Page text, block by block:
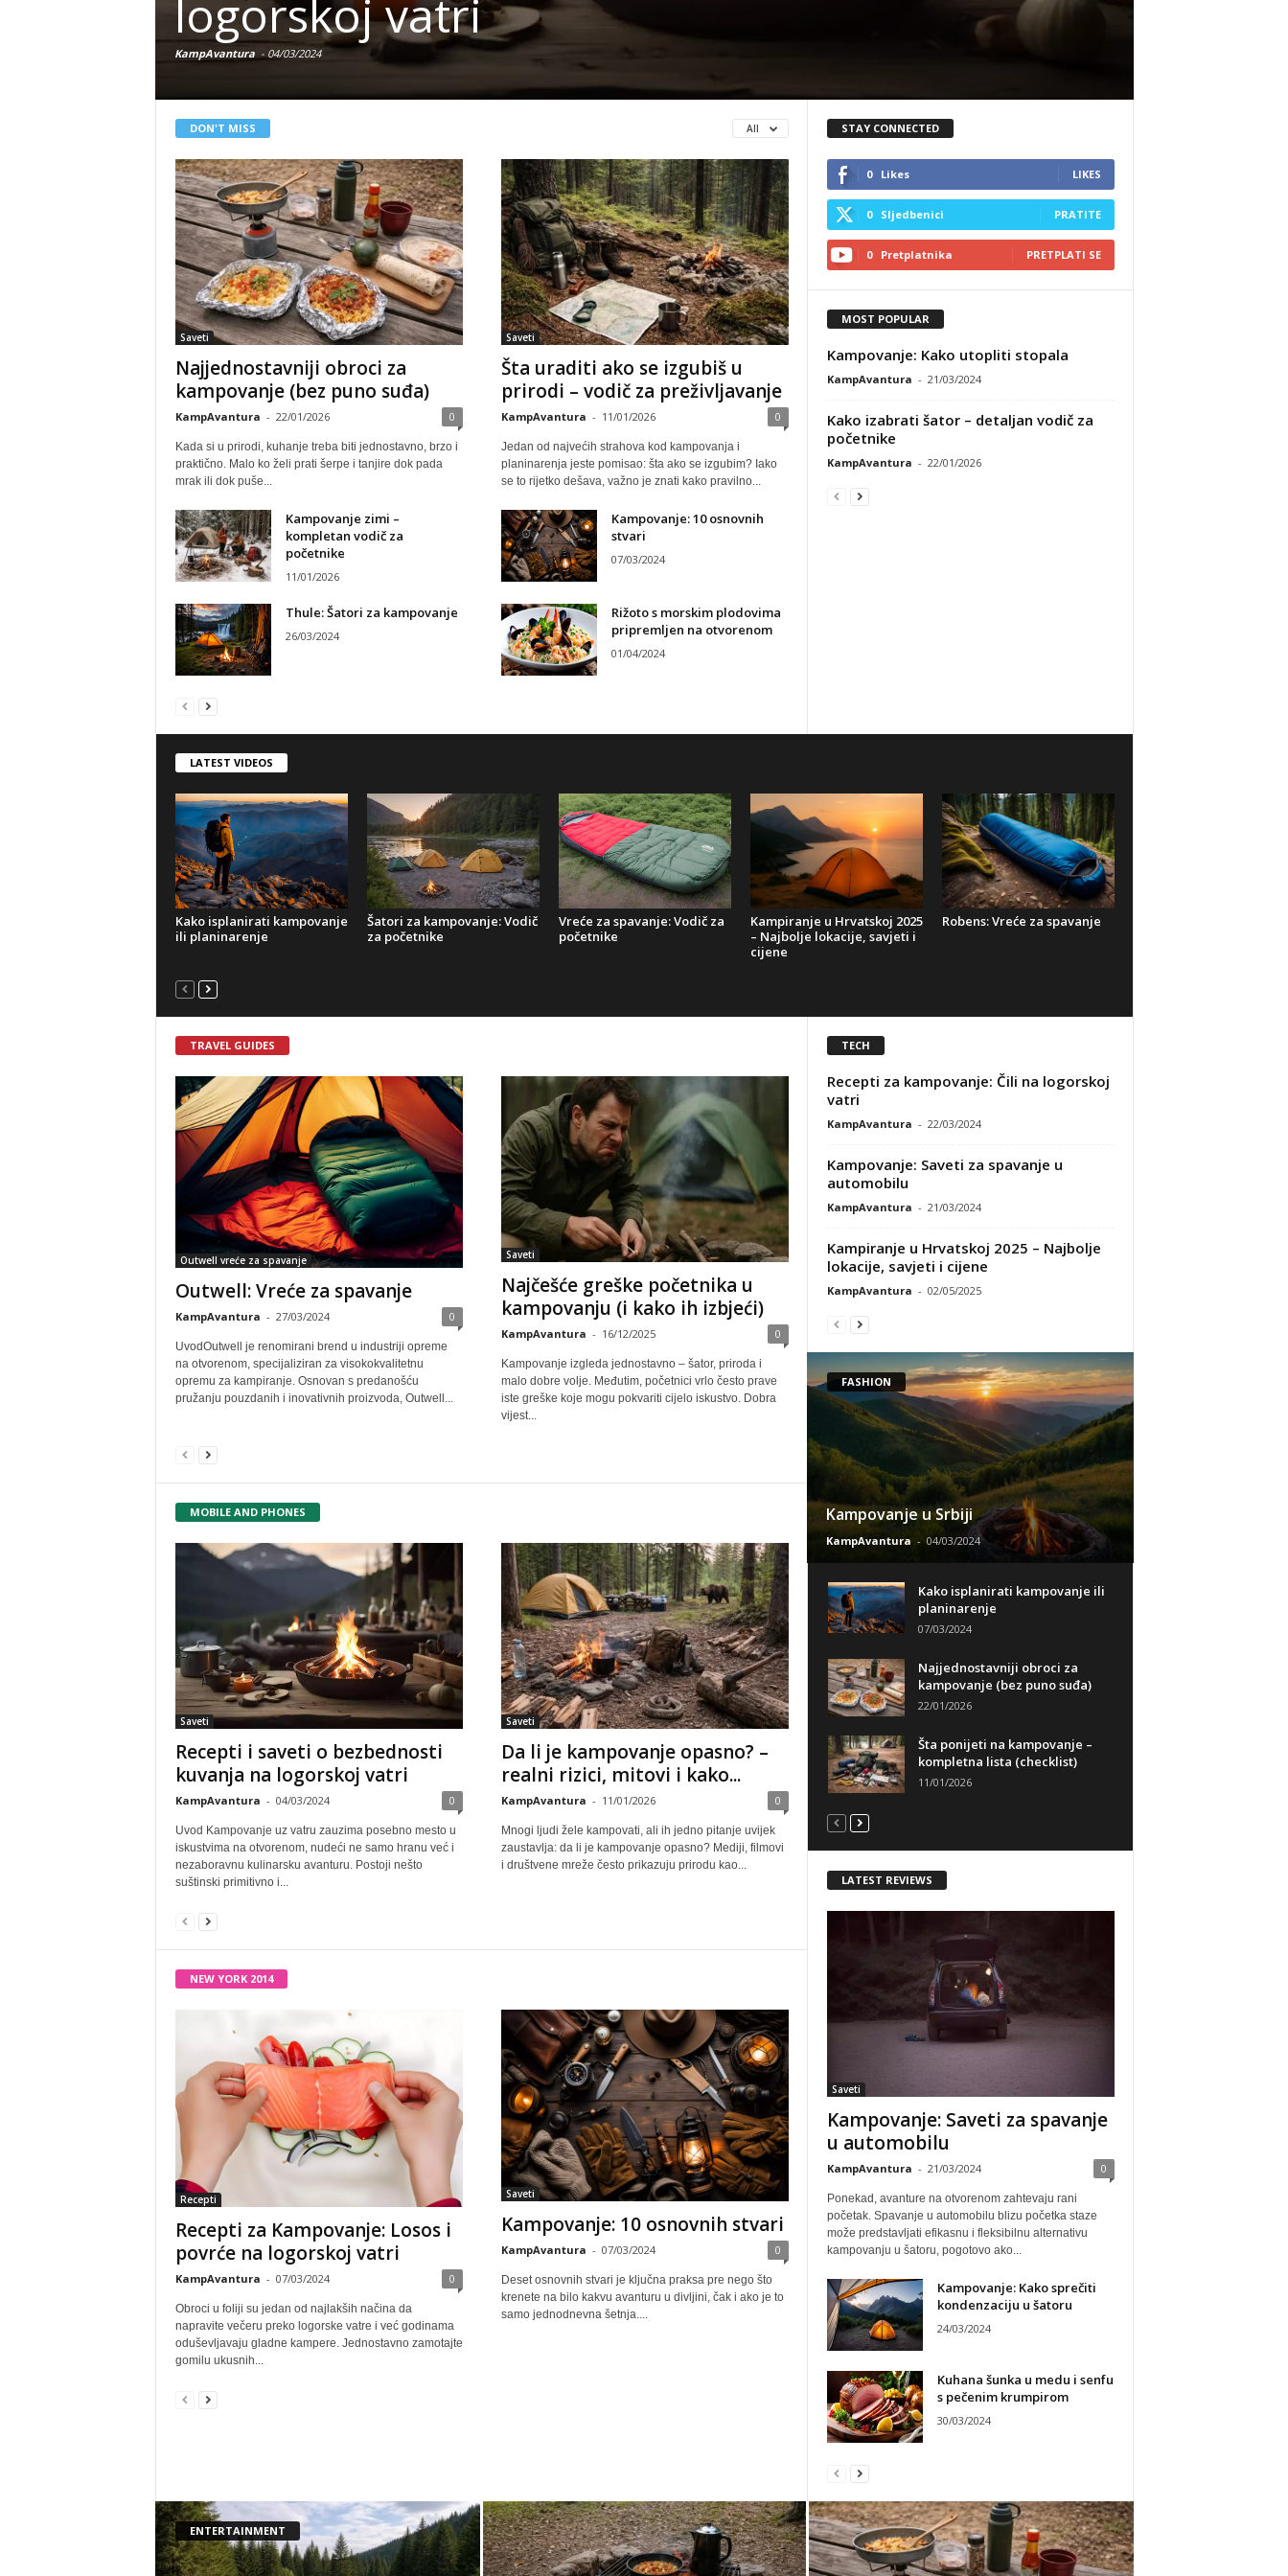
logorskoj vatri
KampAvantura - 04/03/2024
DON'T MISS All
Saveti
Najjednostavniji obroci za
kampovanje (bez puno suđa)
KampAvantura - 22/01/2026 0
Kada si u prirodi, kuhanje treba biti jednostavno, brzo i
praktično. Malo ko želi prati šerpe i tanjire dok pada
mrak ili dok puše...
Saveti
Šta uraditi ako se izgubiš u
prirodi – vodič za preživljavanje
KampAvantura - 11/01/2026 0
Jedan od najvećih strahova kod kampovanja i
planinarenja jeste pomisao: šta ako se izgubim? Iako
se to rijetko dešava, važno je znati kako pravilno...
Kampovanje zimi –
kompletan vodič za
početnike
11/01/2026
Kampovanje: 10 osnovnih
stvari
07/03/2024
Thule: Šatori za kampovanje
26/03/2024
Rižoto s morskim plodovima
pripremljen na otvorenom
01/04/2024
STAY CONNECTED
0 Likes LIKES
0 Sljedbenici PRATITE
0 Pretplatnika PRETPLATI SE
MOST POPULAR
Kampovanje: Kako utopliti stopala
KampAvantura - 21/03/2024
Kako izabrati šator – detaljan vodič za
početnike
KampAvantura - 22/01/2026
LATEST VIDEOS
Kako isplanirati kampovanje
ili planinarenje
Šatori za kampovanje: Vodič
za početnike
Vreće za spavanje: Vodič za
početnike
Kampiranje u Hrvatskoj 2025
– Najbolje lokacije, savjeti i
cijene
Robens: Vreće za spavanje
TRAVEL GUIDES
Outwell vreće za spavanje
Outwell: Vreće za spavanje
KampAvantura - 27/03/2024 0
UvodOutwell je renomirani brend u industriji opreme
na otvorenom, specijaliziran za visokokvalitetnu
opremu za kampiranje. Osnovan s predanošću
pružanju pouzdanih i inovativnih proizvoda, Outwell...
Saveti
Najčešće greške početnika u
kampovanju (i kako ih izbjeći)
KampAvantura - 16/12/2025 0
Kampovanje izgleda jednostavno – šator, priroda i
malo dobre volje. Međutim, početnici vrlo često prave
iste greške koje mogu pokvariti cijelo iskustvo. Dobra
vijest...
MOBILE AND PHONES
Saveti
Recepti i saveti o bezbednosti
kuvanja na logorskoj vatri
KampAvantura - 04/03/2024 0
Uvod Kampovanje uz vatru zauzima posebno mesto u
iskustvima na otvorenom, nudeći ne samo hranu već i
nezaboravnu kulinarsku avanturu. Postoji nešto
suštinski primitivno i...
Saveti
Da li je kampovanje opasno? –
realni rizici, mitovi i kako...
KampAvantura - 11/01/2026 0
Mnogi ljudi žele kampovati, ali ih jedno pitanje uvijek
zaustavlja: da li je kampovanje opasno? Mediji, filmovi
i društvene mreže često prikazuju prirodu kao...
NEW YORK 2014
Recepti
Recepti za Kampovanje: Losos i
povrće na logorskoj vatri
KampAvantura - 07/03/2024 0
Obroci u foliji su jedan od najlakših načina da
napravite večeru preko logorske vatre i već godinama
oduševljavaju gladne kampere. Jednostavno zamotajte
gomilu ukusnih...
Saveti
Kampovanje: 10 osnovnih stvari
KampAvantura - 07/03/2024 0
Deset osnovnih stvari je ključna praksa pre nego što
krenete na bilo kakvu avanturu u divljini, čak i ako je to
samo jednodnevna šetnja....
TECH
Recepti za kampovanje: Čili na logorskoj
vatri
KampAvantura - 22/03/2024
Kampovanje: Saveti za spavanje u
automobilu
KampAvantura - 21/03/2024
Kampiranje u Hrvatskoj 2025 – Najbolje
lokacije, savjeti i cijene
KampAvantura - 02/05/2025
FASHION
Kampovanje u Srbiji
KampAvantura - 04/03/2024
Kako isplanirati kampovanje ili
planinarenje
07/03/2024
Najjednostavniji obroci za
kampovanje (bez puno suđa)
22/01/2026
Šta ponijeti na kampovanje –
kompletna lista (checklist)
11/01/2026
LATEST REVIEWS
Saveti
Kampovanje: Saveti za spavanje
u automobilu
KampAvantura - 21/03/2024 0
Ponekad, avanture na otvorenom zahtevaju rani
početak. Spavanje u automobilu blizu početka staze
može predstavljati efikasnu i fleksibilnu alternativu
kampovanju u šatoru, pogotovo ako...
Kampovanje: Kako sprečiti
kondenzaciju u šatoru
24/03/2024
Kuhana šunka u medu i senfu
s pečenim krumpirom
30/03/2024
ENTERTAINMENT